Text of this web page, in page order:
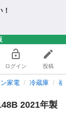
ログイン 投稿
家電 冷蔵庫
2021年製